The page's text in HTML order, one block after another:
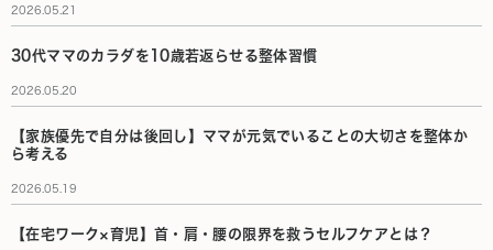
2026.05.21
30代ママのカラダを10歳若返らせる整体習慣
2026.05.20
【家族優先で自分は後回し】ママが元気でいることの大切さを整体か
ら考える
2026.05.19
【在宅ワーク×育児】首・肩・腰の限界を救うセルフケアとは？